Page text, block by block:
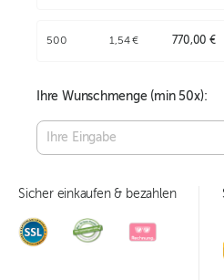
500 1,54 € 770,00 €
Ihre Wunschmenge (min50x):
Sicher einkaufen & bezahlen